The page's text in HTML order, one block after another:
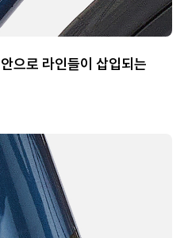
으로 라인들이 삽입되는